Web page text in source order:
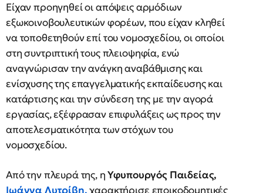
Είχαν προηγηθεί οι απόψεις αρμόδιων
εξωκοινοβουλευτικών φορέων, που είχαν κληθεί
να τοποθετηθούν επί του νομοσχεδίου, οι οποίοι
στη συντριπτική τους πλειοψηφία, ενώ
αναγνώρισαν την ανάγκη αναβάθμισης και
ενίσχυσης της επαγγελματικής εκπαίδευσης και
κατάρτισης και την σύνδεση της με την αγορά
εργασίας, εξέφρασαν επιφυλάξεις ως προς την
αποτελεσματικότητα των στόχων του
νομοσχεδίου.
Από την πλευρά της, ηΥφυπουργός Παιδείας,
Ιωάννα Λυτρίβη,χαρακτήρισε εποικοδομητικές